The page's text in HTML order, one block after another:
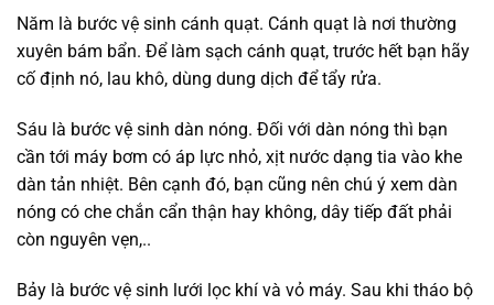
Năm là bước vệ sinh cánh quạt. Cánh quạt là nơi thường
xuyên bám bẩn. Để làm sạch cánh quạt, trước hết bạn hãy
cố định nó, lau khô, dùng dung dịch để tẩy rửa.
Sáu là bước vệ sinh dàn nóng. Đối với dàn nóng thì bạn
cần tới máy bơm có áp lực nhỏ, xịt nước dạng tia vào khe
dàn tản nhiệt. Bên cạnh đó, bạn cũng nên chú ý xem dàn
nóng có che chắn cẩn thận hay không, dây tiếp đất phải
còn nguyên vẹn,..
Bảy là bước vệ sinh lưới lọc khí và vỏ máy. Sau khi tháo bộ